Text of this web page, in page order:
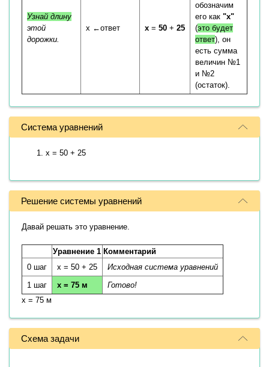
Узнай длину
этой
дорожки.
x ←ответ x = 50 + 25
обозначим
его как "x"
(это будет
ответ), он
есть сумма
величин №1
и №2
(остаток).
Система уравнений
x = 50 + 25
Решение системы уравнений
Давай решать это уравнение.
Уравнение 1 Комментарий
0 шаг
x = 50 + 25
Исходная система уравнений
1 шаг
x = 75 м
Готово!
x = 75 м
Схема задачи